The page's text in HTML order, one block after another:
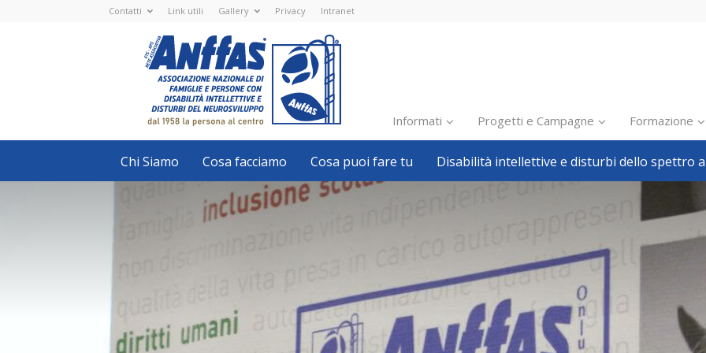
Contatti Link utili Gallery Privacy Intranet
Nazionale
ETS
-
APS
Associazione
Nazionale
di
Famiglie
e
con
disabilità
intellettive
neurosviluppo
Informati
Inclusione scolastica
Inclusione lavorativa
Politiche sociali
Pillole
Formazione
Avvisi, bandi
Welfare locale
Progetti e Campagne Formazione
Chi Siamo Cosa facciamo Cosa puoi fare tu Disabilità intellettive e disturbi dello spettro